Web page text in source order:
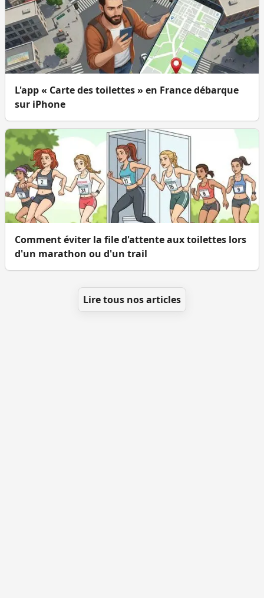
L'app « Carte des toilettes » en France débarque
sur iPhone
Comment éviter la file d'attente aux toilettes lors
d'un marathon ou d'un trail
Lire tous nos articles